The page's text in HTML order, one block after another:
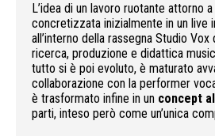
L’idea di un lavoro ruotante attorno
concretizzata inizialmente in un live
all’interno della rassegna Studio
ricerca, produzione e didattica
tutto si è poi evoluto, è maturato
collaborazione con la performer
è trasformato infine in un concept
parti, inteso però come un’unica